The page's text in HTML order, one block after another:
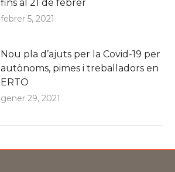
fins al 21 de febrer
febrer 5, 2021
Nou pla d’ajuts per la Covid-19 per
autònoms, pimes i treballadors en
ERTO
gener 29, 2021